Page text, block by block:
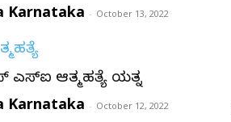
Karnataka - October 13, 2022
ಆತ್ಮಹತ್ಯೆ ಯತ್ನ
Karnataka - October 12, 2022